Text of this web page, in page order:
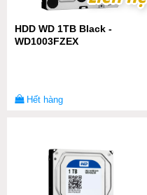
HDD WD 1TB Black -
WD1003FZEX
Hết hàng